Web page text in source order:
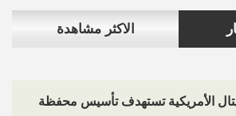
الاكثر مشاهدة
الأمريكية تستهدف تأسيس محفظة